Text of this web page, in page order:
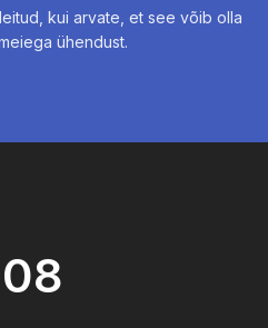
kui arvate, et see võib olla
ühendust.